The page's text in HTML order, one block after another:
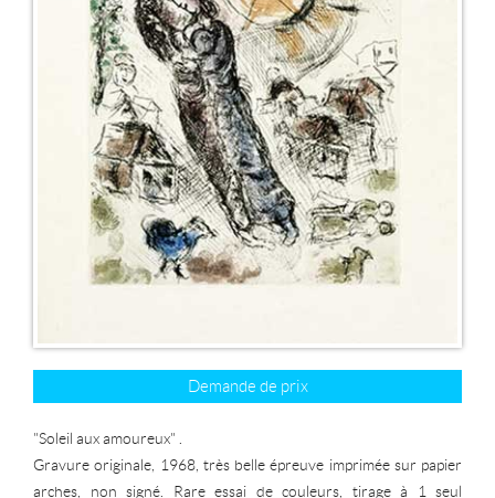
Demande de prix
"Soleil aux amoureux" .
Gravure originale, 1968, très belle épreuve imprimée sur papier
arches, non signé. Rare essai de couleurs, tirage à 1 seul